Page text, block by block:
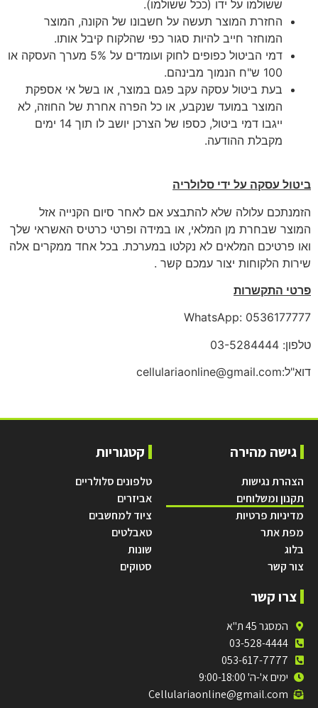
ששולמו על ידו (ככל ששולמו).
החזרת המוצר תעשה על חשבונו של הקונה, המוצר
המוחזר חייב להיות סגור כפי שהלקוח קיבל אותו.
דמי הביטול כפופים לחוק ועומדים על 5% מערך העסקה או
100 ש"ח הנמוך מבינהם.
בעת ביטול עסקה עקב פגם במוצר, או בשל אי אספקת
המוצר במועד שנקבע, או כל הפרה אחרת של החוזה, לא
ייגבו דמי ביטול, כספו של הצרכן יושב לו תוך 14 ימים
מקבלת ההודעה.
ביטול עסקה על ידי סלולריה
הזמנתכם עלולה שלא להתבצע אם לאחר סיום הקנייה אזל
המוצר שבחרת מן המלאי, או במידה ופרטי כרטיס האשראי שלך
ואו פרטיכם המלאים לא נקלטו במערכת. בכל אחד ממקרים אלה
שירות הלקוחות יצור עמכם קשר .
פרטי התקשרות
WhatsApp: 0536177777
טלפון: 03-5284444
דוא"ל:cellulariaonline@gmail.com
גישה מהירה
הצהרת נגישות
תקנון ומשלוחים
מדיניות פרטיות
מפת אתר
בלוג
צור קשר
קטגוריות
טלפונים סלולריים
אביזרים
ציוד למחשבים
טאבלטים
שונות
סטוקים
צרו קשר
המסגר 45 ת"א
03-528-4444
053-617-7777
ימים א'-ה' 9:00-18:00
Cellulariaonline@gmail.com